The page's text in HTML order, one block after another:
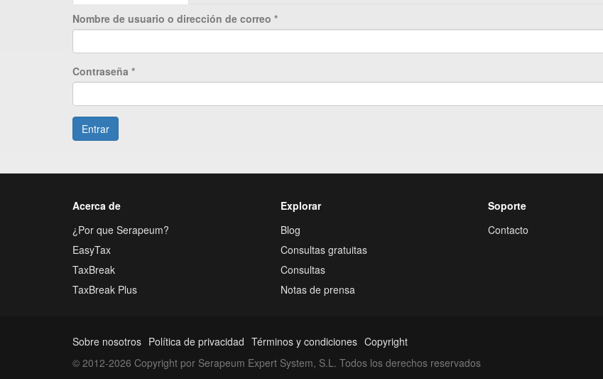
Nombre de usuario o dirección de correo *
Contraseña *
Entrar
Acerca de
¿Por que Serapeum?
EasyTax
TaxBreak
TaxBreak Plus
Explorar
Blog
Consultas gratuitas
Consultas
Notas de prensa
Soporte
Contacto
Sobre nosotros Política de privacidad Términos y condiciones Copyright
© 2012-2026 Copyright por Serapeum Expert System, S.L. Todos los derechos reservados